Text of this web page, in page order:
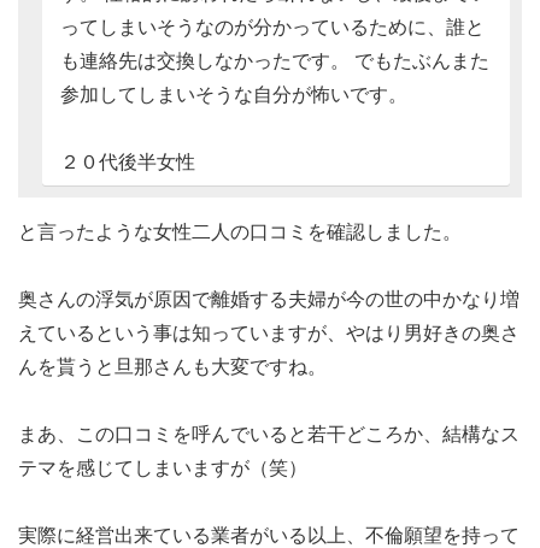
ってしまいそうなのが分かっているために、誰と
も連絡先は交換しなかったです。 でもたぶんまた
参加してしまいそうな自分が怖いです。
２０代後半女性
と言ったような女性二人の口コミを確認しました。
奥さんの浮気が原因で離婚する夫婦が今の世の中かなり増
えているという事は知っていますが、やはり男好きの奥さ
んを貰うと旦那さんも大変ですね。
まあ、この口コミを呼んでいると若干どころか、結構なス
テマを感じてしまいますが（笑）
実際に経営出来ている業者がいる以上、不倫願望を持って